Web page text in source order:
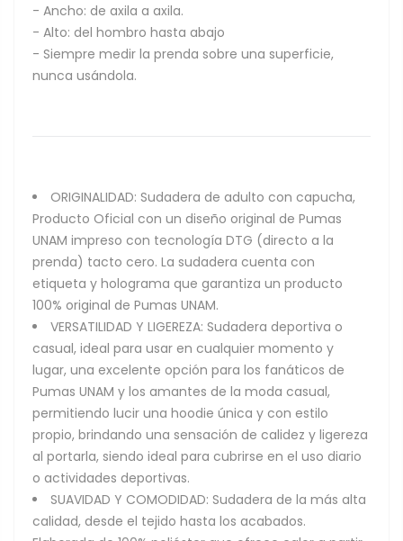
- Ancho: de axila a axila.
- Alto: del hombro hasta abajo
- Siempre medir la prenda sobre una superficie,
nunca usándola.
ORIGINALIDAD: Sudadera de adulto con capucha,
Producto Oficial con un diseño original de Pumas
UNAM impreso con tecnología DTG (directo a la
prenda) tacto cero. La sudadera cuenta con
etiqueta y holograma que garantiza un producto
100% original de Pumas UNAM.
VERSATILIDAD Y LIGEREZA: Sudadera deportiva o
casual, ideal para usar en cualquier momento y
lugar, una excelente opción para los fanáticos de
Pumas UNAM y los amantes de la moda casual,
permitiendo lucir una hoodie única y con estilo
propio, brindando una sensación de calidez y ligereza
al portarla, siendo ideal para cubrirse en el uso diario
o actividades deportivas.
SUAVIDAD Y COMODIDAD: Sudadera de la más alta
calidad, desde el tejido hasta los acabados.